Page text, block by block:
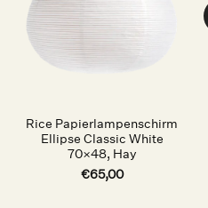
Rice Papierlampenschirm
Ellipse Classic White
70×48, Hay
€65,00